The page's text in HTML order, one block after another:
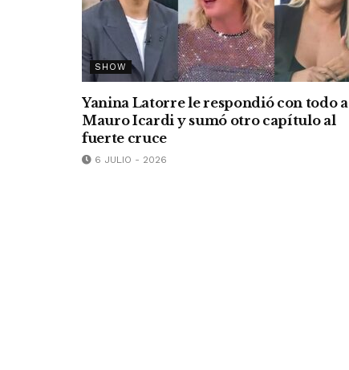
SHOW
Yanina Latorre le respondió con todo a
Mauro Icardi y sumó otro capítulo al
fuerte cruce
6 JULIO - 2026